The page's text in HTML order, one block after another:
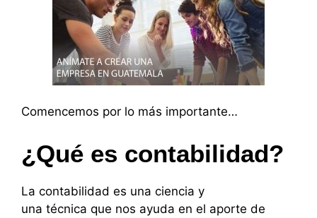
Comencemos por lo más importante…
¿Qué es contabilidad?
La contabilidad es una ciencia y
una técnica que nos ayuda en el aporte de